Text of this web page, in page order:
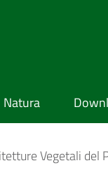
Natura
Vegetali del